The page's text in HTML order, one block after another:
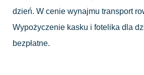
dzień. W cenie wynajmu transport
Wypożyczenie kasku i fotelika dla
bezpłatne.